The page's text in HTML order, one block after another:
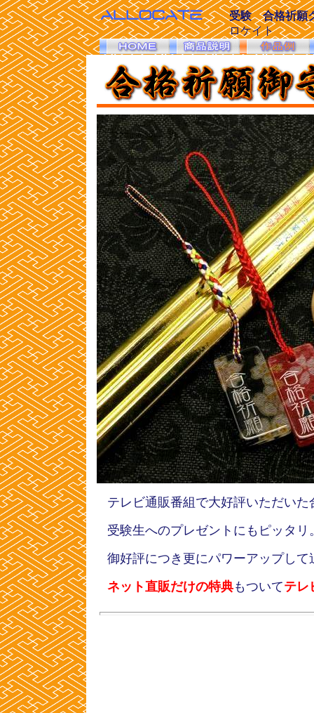
受験 合格祈願
ロケイト
テレビ通販番組で大好評いただい
受験生へのプレゼントにもピッタ
御好評につき更にパワーアップし
ネット直販だけの特典もついてテレ